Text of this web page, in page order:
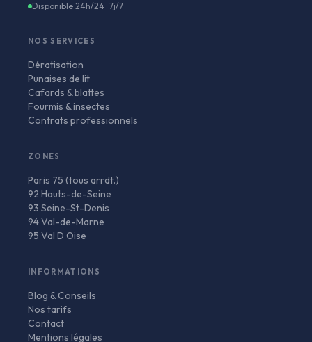
Disponible 24h/24 · 7j/7
NOS SERVICES
Dératisation
Punaises de lit
Cafards & blattes
Fourmis & insectes
Contrats professionnels
ZONES
Paris 75 (tous arrdt.)
92 Hauts-de-Seine
93 Seine-St-Denis
94 Val-de-Marne
95 Val D Oise
INFORMATIONS
Blog & Conseils
Nos tarifs
Contact
Mentions légales